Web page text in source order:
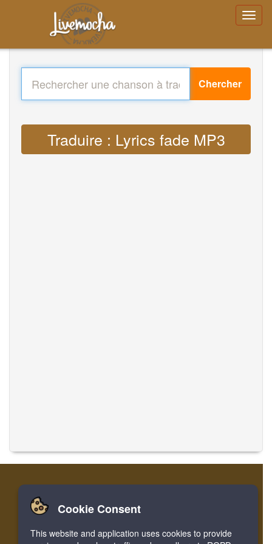
Chercher
Traduire : Lyrics fade MP3
Accueil Login Register
Facebook Twitter Bookmark
Cookie Consent
This website and application uses cookies to provide